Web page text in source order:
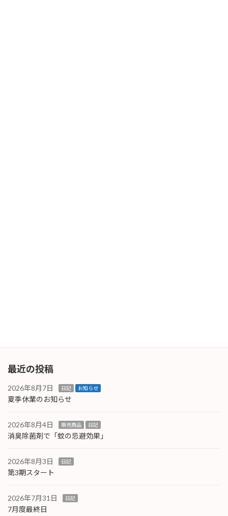
最近の投稿
2026年8月7日 日記 お知らせ
夏季休業のお知らせ
2026年8月4日 販売商品 日記
消臭除菌剤で「蚊の忌避効果」
2026年8月3日 日記
第3期スタート
2026年7月31日 日記
7月度最終日